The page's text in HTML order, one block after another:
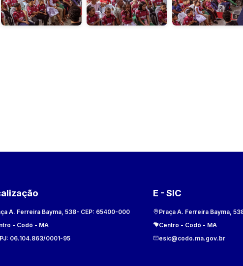
A. Ferreira Bayma, 538- CEP: 65400-000
- Codó - MA
06.104.863/0001-95
E - SIC
Praça A. Ferreira Bayma,
Centro - Codó - MA
esic@codo.ma.gov.br